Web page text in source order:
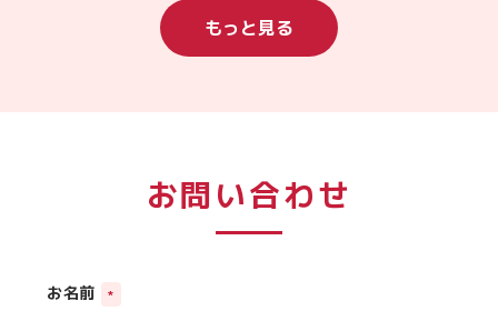
もっと見る
お問い合わせ
お名前 *